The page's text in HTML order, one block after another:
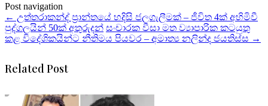
Post navigation
← උත්තරාකන්ද් ප්‍රාන්තයේ හදිසි ජලගැලීමක් – ජීවිත 4ක් අහිමිවී
පුද්ගලයින් 50ක් අතුරුදන් සංචාරක වීසා මත ව්‍යාපාරික කටයුතු
කළ විදේශිකයින්ට නීතිමය පියවර – අමාත්‍ය නලින්ද ජයතිස්ස →
Related Post